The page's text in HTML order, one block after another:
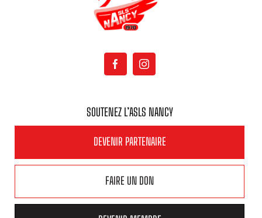
SOUTENEZ L’ASLS NANCY
DEVENIR PARTENAIRE
FAIRE UN DON